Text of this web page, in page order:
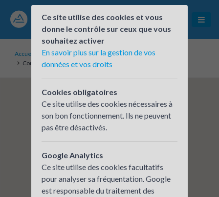
Accueil
Établissements inscrits
Compagnie Nationale du Rhône (CNR) - Siège
Ce site utilise des cookies et vous
donne le contrôle sur ceux que vous
souhaitez activer
En savoir plus sur la gestion de vos
données et vos droits
Cookies obligatoires
Ce site utilise des cookies nécessaires à
son bon fonctionnement. Ils ne peuvent
pas être désactivés.
Google Analytics
Ce site utilise des cookies facultatifs
pour analyser sa fréquentation. Google
est responsable du traitement des